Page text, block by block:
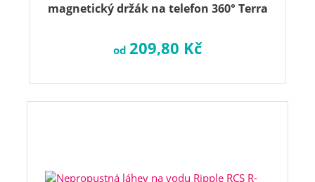
magnetický držák na telefon 360° Terra
od 209,80 Kč